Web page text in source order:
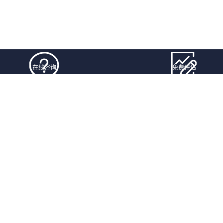
在线咨询 免费评估